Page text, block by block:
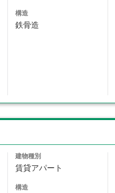
構造
鉄骨造
建物種別
賃貸アパート
構造